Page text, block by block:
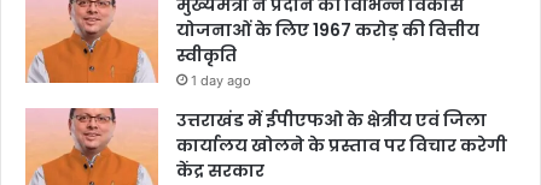
मुख्यमंत्री ने प्रदान की विभिन्न विकास
योजनाओं के लिए 1967 करोड़ की वित्तीय
स्वीकृति
1 day ago
उत्तराखंड में ईपीएफओ के क्षेत्रीय एवं जिला
कार्यालय खोलने के प्रस्ताव पर विचार करेगी
केंद्र सरकार